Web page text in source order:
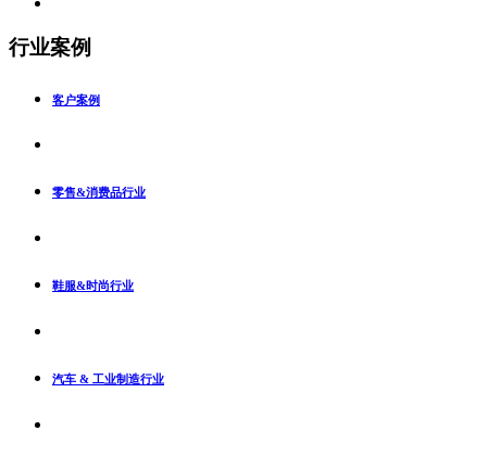
行业案例
客户案例
零售&消费品行业
鞋服&时尚行业
汽车 & 工业制造行业